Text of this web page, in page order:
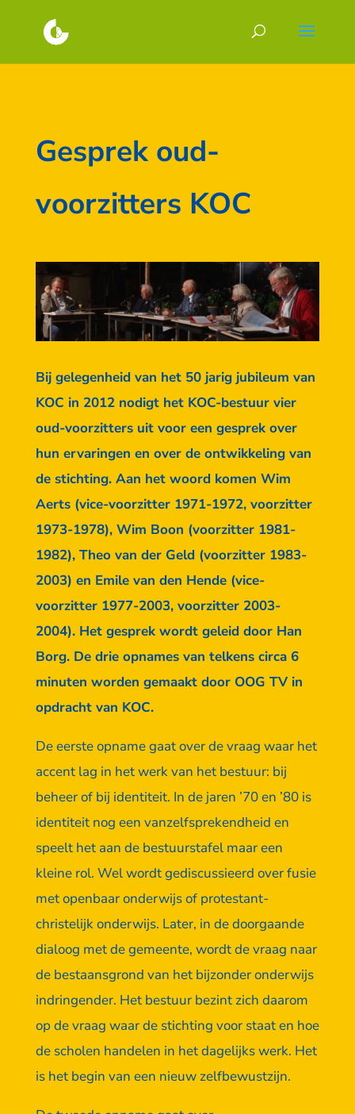
Gesprek oud-
voorzitters KOC
Bij gelegenheid van het 50 jarig jubileum van
KOC in 2012 nodigt het KOC-bestuur vier
oud-voorzitters uit voor een gesprek over
hun ervaringen en over de ontwikkeling van
de stichting. Aan het woord komen Wim
Aerts (vice-voorzitter 1971-1972, voorzitter
1973-1978), Wim Boon (voorzitter 1981-
1982), Theo van der Geld (voorzitter 1983-
2003) en Emile van den Hende (vice-
voorzitter 1977-2003, voorzitter 2003-
2004). Het gesprek wordt geleid door Han
Borg. De drie opnames van telkens circa 6
minuten worden gemaakt door OOG TV in
opdracht van KOC.
De eerste opname gaat over de vraag waar het
accent lag in het werk van het bestuur: bij
beheer of bij identiteit. In de jaren ’70 en ’80 is
identiteit nog een vanzelfsprekendheid en
speelt het aan de bestuurstafel maar een
kleine rol. Wel wordt gediscussieerd over fusie
met openbaar onderwijs of protestant-
christelijk onderwijs. Later, in de doorgaande
dialoog met de gemeente, wordt de vraag naar
de bestaansgrond van het bijzonder onderwijs
indringender. Het bestuur bezint zich daarom
op de vraag waar de stichting voor staat en hoe
de scholen handelen in het dagelijks werk. Het
is het begin van een nieuw zelfbewustzijn.